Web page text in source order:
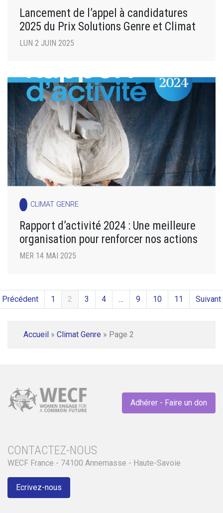
Lancement de l’appel à candidatures
2025 du Prix Solutions Genre et Climat
LUN 2 JUIN 2025
CLIMAT GENRE
Rapport d’activité 2024 : Une meilleure
organisation pour renforcer nos actions
MER 14 MAI 2025
Précédent 1 2 3 4 … 9 10 11 Suivant
Accueil » Climat Genre » Page 2
Adhérer - Faire un don
CONTACTEZ-NOUS
WECF France - 74100 Annemasse - Haute-Savoie
Ecrivez-nous